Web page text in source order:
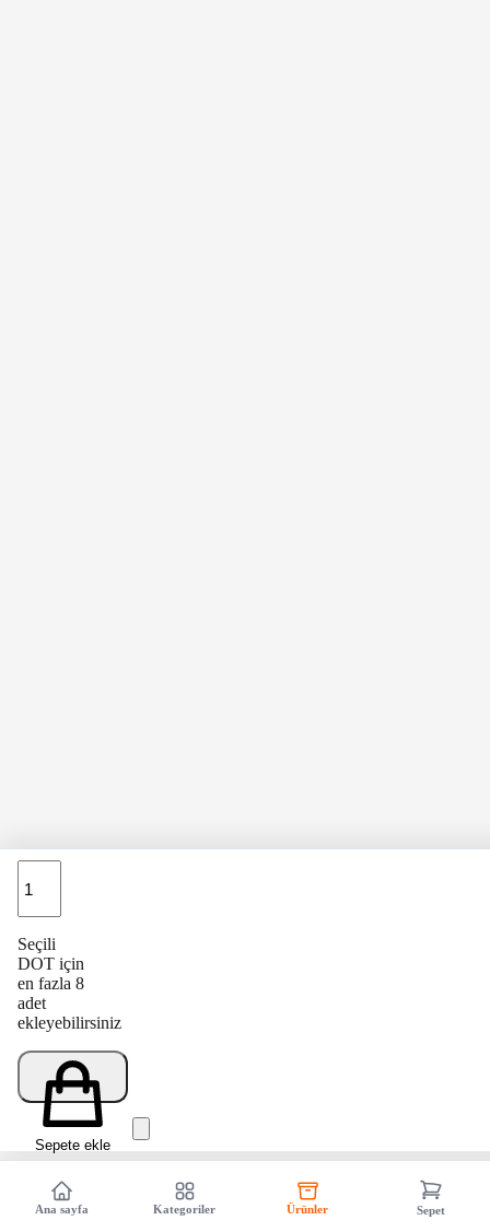
Seçili
DOT için
en fazla 8
adet
ekleyebilirsiniz
Sepete ekle
Ana sayfa Kategoriler Ürünler Sepet